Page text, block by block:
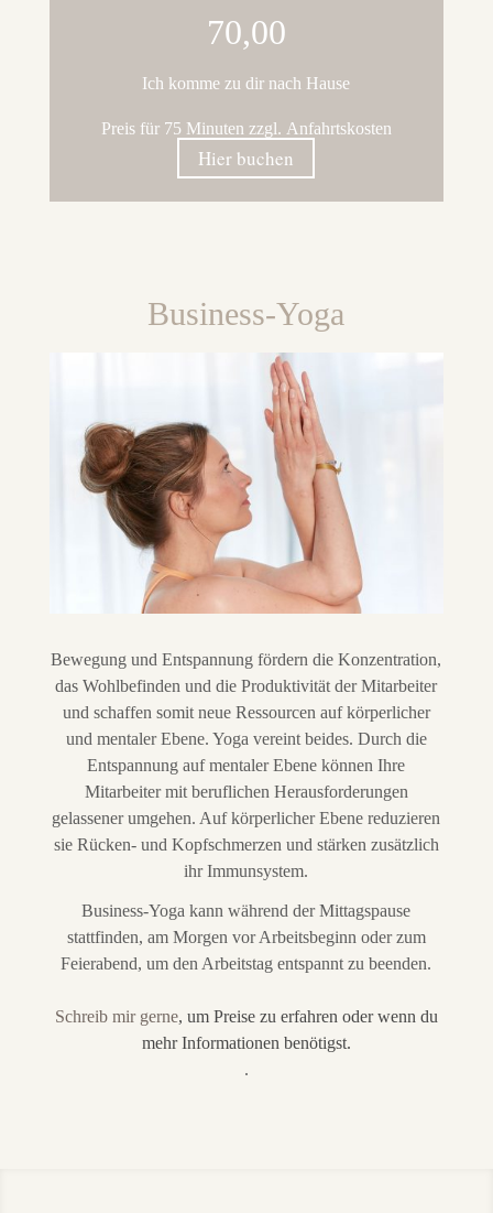
70,00
Ich komme zu dir nach Hause
Preis für 75 Minuten zzgl. Anfahrtskosten
Hier buchen
Business-Yoga
Bewegung und Entspannung fördern die Konzentration,
das Wohlbefinden und die Produktivität der Mitarbeiter
und schaffen somit neue Ressourcen auf körperlicher
und mentaler Ebene. Yoga vereint beides. Durch die
Entspannung auf mentaler Ebene können Ihre
Mitarbeiter mit beruflichen Herausforderungen
gelassener umgehen. Auf körperlicher Ebene reduzieren
sie Rücken- und Kopfschmerzen und stärken zusätzlich
ihr Immunsystem.
Business-Yoga kann während der Mittagspause
stattfinden, am Morgen vor Arbeitsbeginn oder zum
Feierabend, um den Arbeitstag entspannt zu beenden.
Schreib mir gerne, um Preise zu erfahren oder wenn du
mehrInformationen benötigst.
.